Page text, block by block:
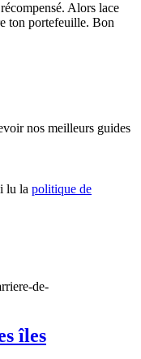
Alors lace
ton portefeuille. Bon
nos meilleurs guides
lu la politique de
de-
îles